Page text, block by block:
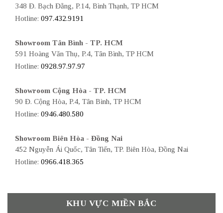
348 Đ. Bạch Đằng, P.14, Bình Thạnh, TP HCM
Hotline: 097.432.9191
Showroom Tân Bình - TP. HCM
591 Hoàng Văn Thụ, P.4, Tân Bình, TP HCM
Hotline: 0928.97.97.97
Showroom Cộng Hòa - TP. HCM
90 Đ. Cộng Hòa, P.4, Tân Bình, TP HCM
Hotline: 0946.480.580
Showroom Biên Hòa - Đồng Nai
452 Nguyễn Ái Quốc, Tân Tiến, TP. Biên Hòa, Đồng Nai
Hotline: 0966.418.365
KHU VỰC MIỀN BẮC